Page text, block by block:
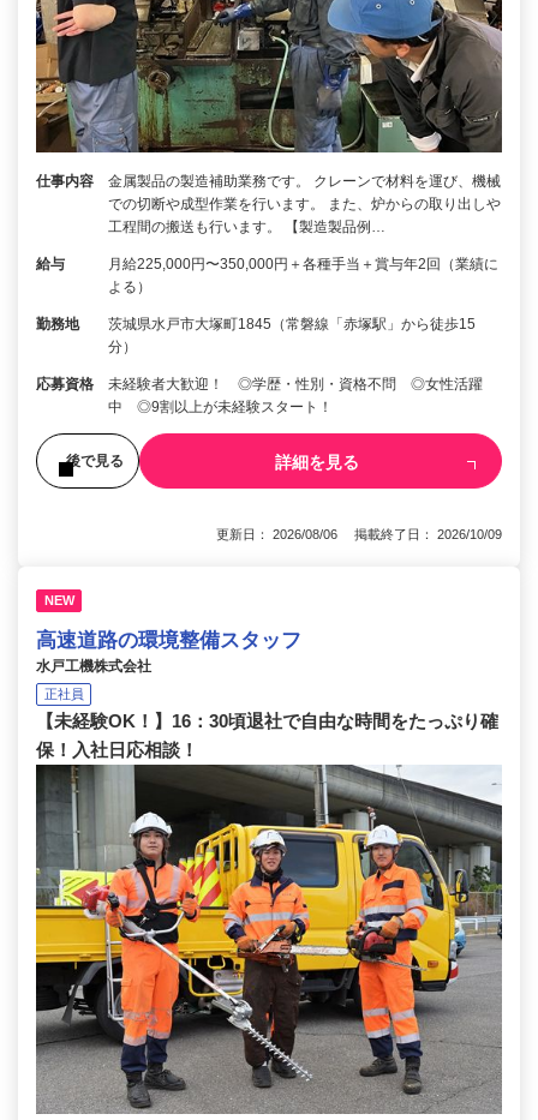
仕事内容
金属製品の製造補助業務です。 クレーンで材料を運び、機械
での切断や成型作業を行います。 また、炉からの取り出しや
工程間の搬送も行います。 【製造製品例…
給与
月給225,000円〜350,000円＋各種手当＋賞与年2回（業績に
よる）
勤務地
茨城県水戸市大塚町1845（常磐線「赤塚駅」から徒歩15
分）
応募資格
未経験者大歓迎！ ◎学歴・性別・資格不問 ◎女性活躍
中 ◎9割以上が未経験スタート！
後で見る 詳細を見る
更新日： 2026/08/06 掲載終了日： 2026/10/09
NEW
高速道路の環境整備スタッフ
水戸工機株式会社
正社員
【未経験OK！】16：30頃退社で自由な時間をたっぷり確
保！入社日応相談！